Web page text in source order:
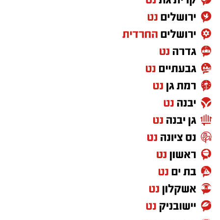
עו"ד בן דוד לא ויתר. בשלב הראשון, הוגש ערעור
על הנכויות הזמניות. לאחר מאבק בוועדות, התקבל
הערעור והנכויות הזמניות הועלו משמעותית, מה
אוויר לנשימה בתקופת השיקום.
אך המערכה העיקרית הייתה על הנכות הצמיתה
(לכל החיים). לקראת הוועדה לקביעת נכות
לצמיתות, הפנה עו"ד בן דוד את ג' למומחה
אורתופדי בכיר לצורך קבלת חוות דעת רפואית
מקיפה, אשר תחזק את בעיותיו הרפואיות של ג'
ותוכיח כי הנזק לרגל ולעצבים הוא קבוע ומשמעותי.
מעבדות לחירות: הקצבה לכל החיים
לאחר סדרת ועדות רפואיות נוספות ודיונים